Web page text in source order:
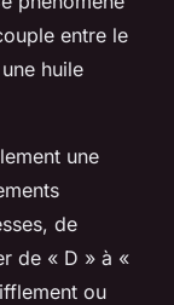
entre le
huile
une
de
de « D » à «
ou